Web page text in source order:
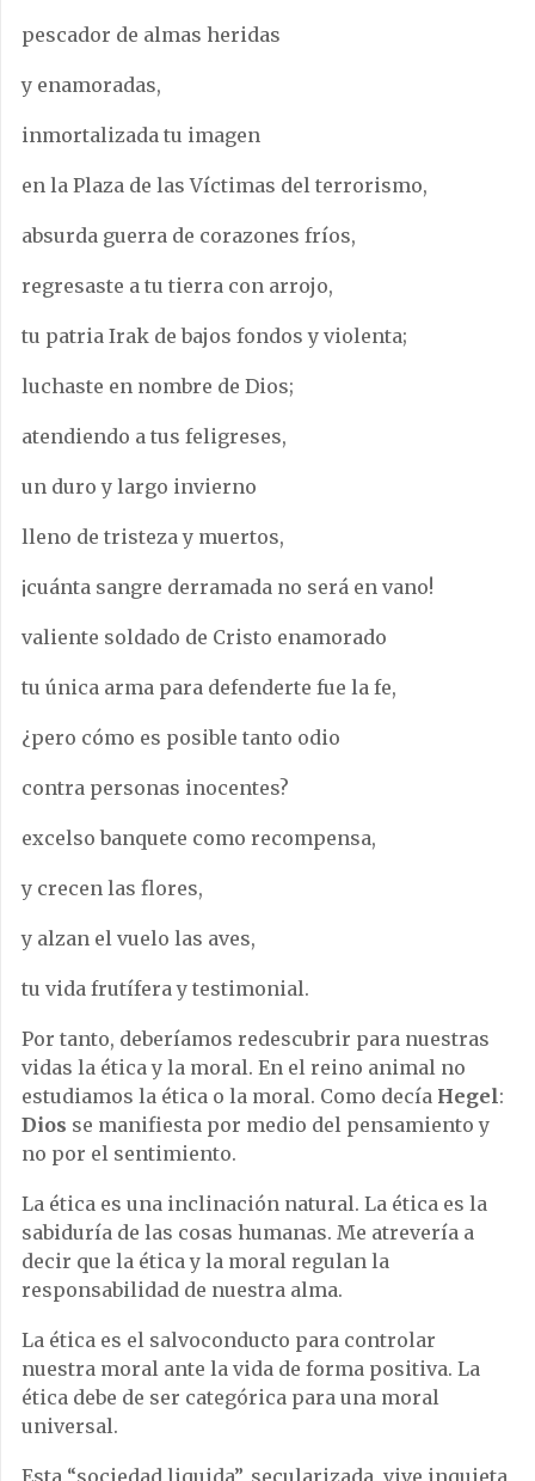
pescador de almas heridas
y enamoradas,
inmortalizada tu imagen
en la Plaza de las Víctimas del terrorismo,
absurda guerra de corazones fríos,
regresaste a tu tierra con arrojo,
tu patria Irak de bajos fondos y violenta;
luchaste en nombre de Dios;
atendiendo a tus feligreses,
un duro y largo invierno
lleno de tristeza y muertos,
¡cuánta sangre derramada no será en vano!
valiente soldado de Cristo enamorado
tu única arma para defenderte fue la fe,
¿pero cómo es posible tanto odio
contra personas inocentes?
excelso banquete como recompensa,
y crecen las flores,
y alzan el vuelo las aves,
tu vida frutífera y testimonial.
Por tanto, deberíamos redescubrir para nuestras
vidas la ética y la moral. En el reino animal no
estudiamos la ética o la moral. Como decía Hegel:
Dios se manifiesta por medio del pensamiento y
no por el sentimiento.
La ética es una inclinación natural. La ética es la
sabiduría de las cosas humanas. Me atrevería a
decir que la ética y la moral regulan la
responsabilidad de nuestra alma.
La ética es el salvoconducto para controlar
nuestra moral ante la vida de forma positiva. La
ética debe de ser categórica para una moral
universal.
Esta “sociedad liquida”, secularizada, vive inquieta,